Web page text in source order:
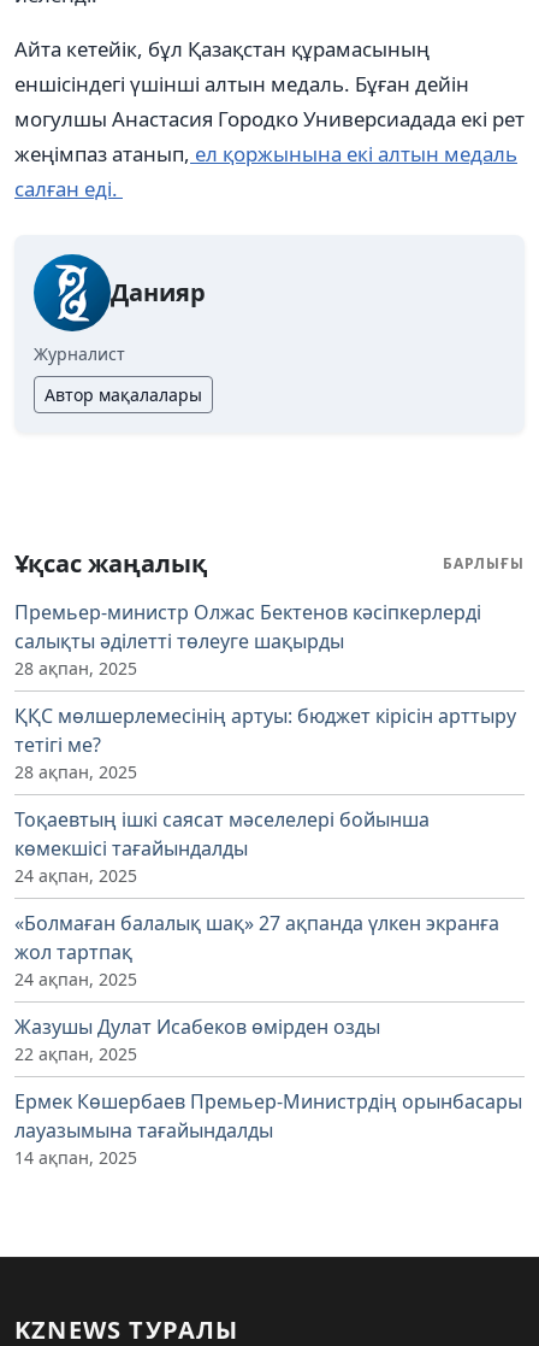
Айта кетейік, бұл Қазақстан құрамасының
еншісіндегі үшінші алтын медаль. Бұған дейін
могулшы Анастасия Городко Универсиадада екі рет
жеңімпаз атанып, ел қоржынына екі алтын медаль
салған еді.
Данияр
Журналист
Автор мақалалары
Ұқсас жаңалық БАРЛЫҒЫ
Премьер-министр Олжас Бектенов кәсіпкерлерді
салықты әділетті төлеуге шақырды
28 ақпан, 2025
ҚҚС мөлшерлемесінің артуы: бюджет кірісін арттыру
тетігі ме?
28 ақпан, 2025
Тоқаевтың ішкі саясат мәселелері бойынша
көмекшісі тағайындалды
24 ақпан, 2025
«Болмаған балалық шақ» 27 ақпанда үлкен экранға
жол тартпақ
24 ақпан, 2025
Жазушы Дулат Исабеков өмірден озды
22 ақпан, 2025
Ермек Көшербаев Премьер-Министрдің орынбасары
лауазымына тағайындалды
14 ақпан, 2025
KZNEWS ТУРАЛЫ